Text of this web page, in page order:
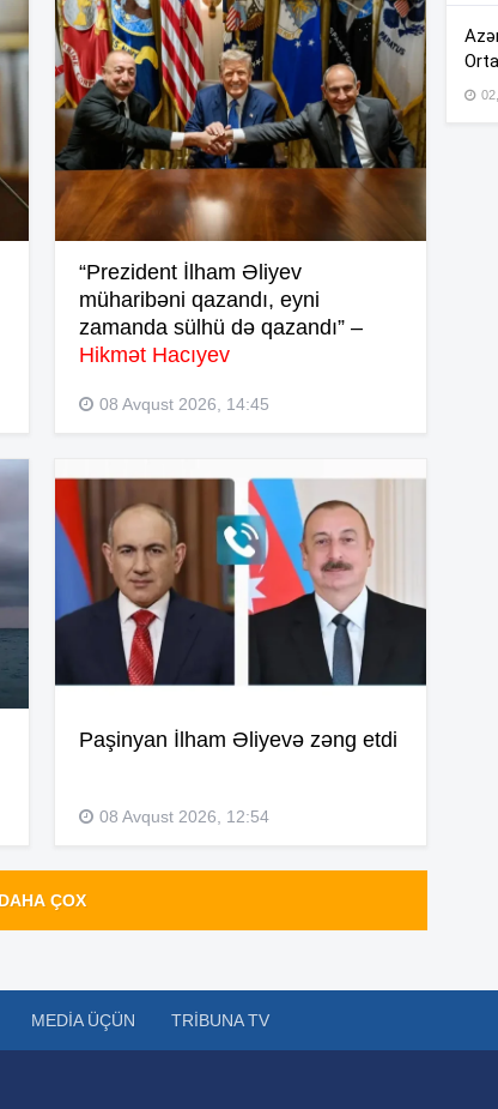
“Prezident İlham Əliyev
müharibəni qazandı, eyni
zamanda sülhü də qazandı” –
Hikmət Hacıyev
08 Avqust 2026, 14:45
Paşinyan İlham Əliyevə zəng etdi
08 Avqust 2026, 12:54
DAHA ÇOX
MEDIA ÜÇÜN TRIBUNA TV